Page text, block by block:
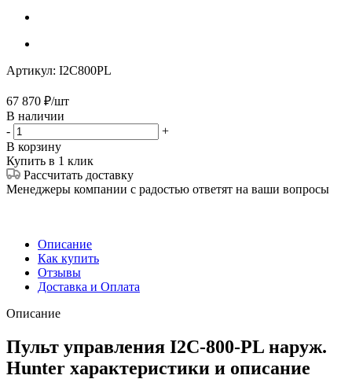
Артикул: I2C800PL
67 870 ₽/шт
В наличии
-
+
В корзину
Купить в 1 клик
Рассчитать доставку
Менеджеры компании с радостью ответят на ваши вопросы
Описание
Как купить
Отзывы
Доставка и Оплата
Описание
Пульт управления I2C-800-PL наруж.
Hunter характеристики и описание